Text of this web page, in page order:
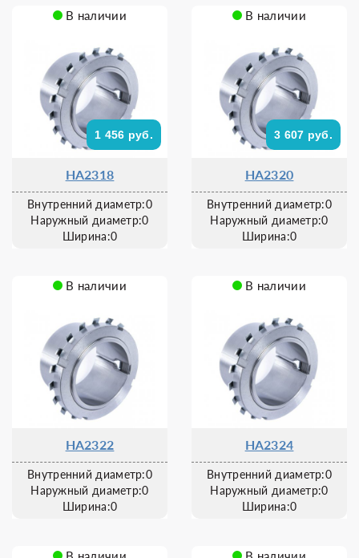
В наличии
1 456 руб.
HA2318
Внутренний диаметр:0
Наружный диаметр:0
Ширина:0
В наличии
3 607 руб.
HA2320
Внутренний диаметр:0
Наружный диаметр:0
Ширина:0
В наличии
HA2322
Внутренний диаметр:0
Наружный диаметр:0
Ширина:0
В наличии
HA2324
Внутренний диаметр:0
Наружный диаметр:0
Ширина:0